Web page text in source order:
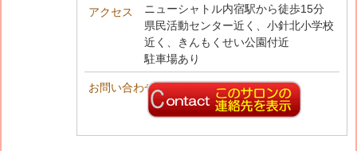
アクセス
ニューシャトル内宿駅から徒歩15分
県民活動センター近く、小針北小学校
近く、きんもくせい公園付近
駐車場あり
お問い合わせ先